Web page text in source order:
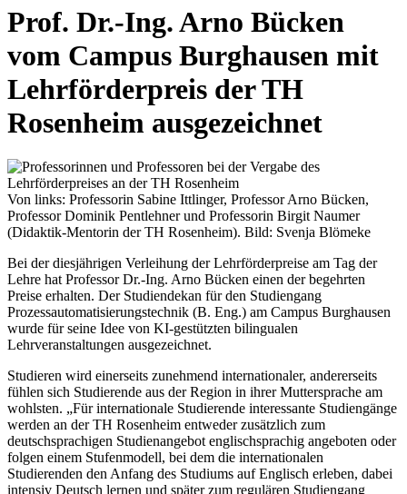
Prof. Dr.-Ing. Arno Bücken
vom Campus Burghausen mit
Lehrförderpreis der TH
Rosenheim ausgezeichnet
Von links: Professorin Sabine Ittlinger, Professor Arno Bücken,
Professor Dominik Pentlehner und Professorin Birgit Naumer
(Didaktik-Mentorin der TH Rosenheim). Bild: Svenja Blömeke
Bei der diesjährigen Verleihung der Lehrförderpreise am Tag der
Lehre hat Professor Dr.-Ing. Arno Bücken einen der begehrten
Preise erhalten. Der Studiendekan für den Studiengang
Prozessautomatisierungstechnik (B. Eng.) am Campus Burghausen
wurde für seine Idee von KI-gestützten bilingualen
Lehrveranstaltungen ausgezeichnet.
Studieren wird einerseits zunehmend internationaler, andererseits
fühlen sich Studierende aus der Region in ihrer Muttersprache am
wohlsten. „Für internationale Studierende interessante Studiengänge
werden an der TH Rosenheim entweder zusätzlich zum
deutschsprachigen Studienangebot englischsprachig angeboten oder
folgen einem Stufenmodell, bei dem die internationalen
Studierenden den Anfang des Studiums auf Englisch erleben, dabei
intensiv Deutsch lernen und später zum regulären Studiengang